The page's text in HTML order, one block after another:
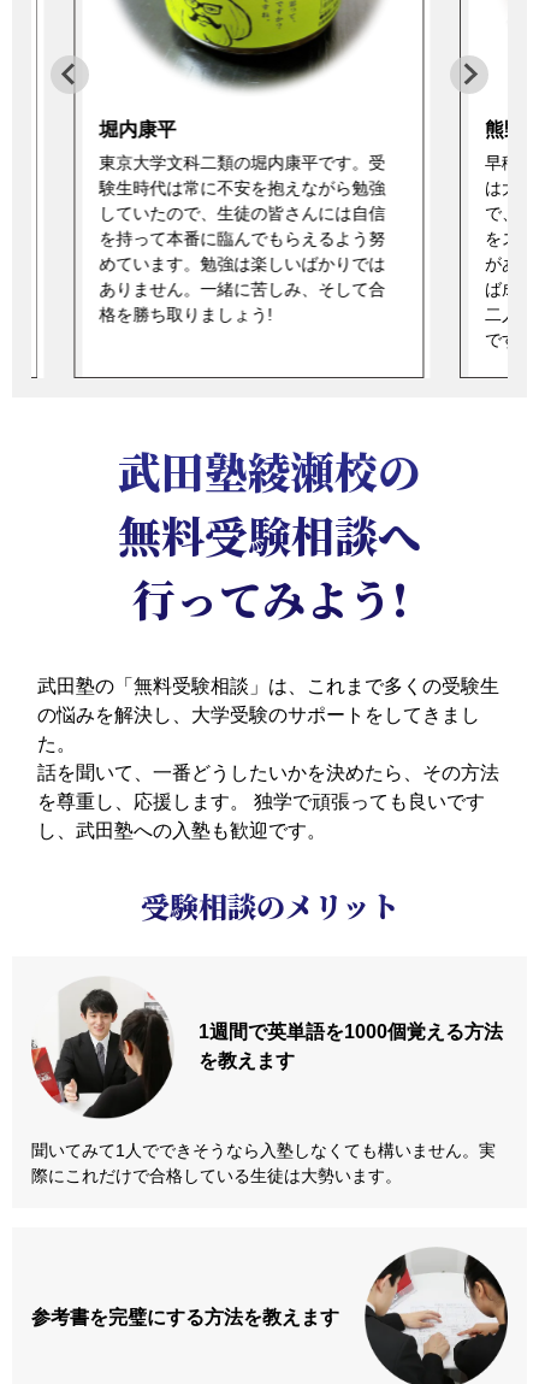
堀内康平
東京大学文科二類の堀内康平です。受
験生時代は常に不安を抱えながら勉強
していたので、生徒の皆さんには自信
を持って本番に臨んでもらえるよう努
めています。勉強は楽しいばかりでは
ありません。一緒に苦しみ、そして合
格を勝ち取りましょう!
熊野
早稲
は大
で、
をス
があ
ば成
二人
です。
武田塾綾瀬校の
無料受験相談へ
行ってみよう!
武田塾の「無料受験相談」は、これまで多くの受験生
の悩みを解決し、大学受験のサポートをしてきまし
た。
話を聞いて、一番どうしたいかを決めたら、その方法
を尊重し、応援します。
独学で頑張っても良いです
し、武田塾への入塾も歓迎です。
受験相談のメリット
1週間で英単語を1000個覚える方法
を教えます
聞いてみて1人でできそうなら入塾しなくても構いません。実
際にこれだけで合格している生徒は大勢います。
参考書を完璧にする方法を教えます